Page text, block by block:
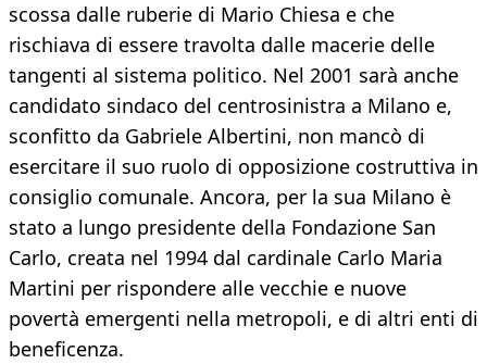
scossa dalle ruberie di Mario Chiesa e che
rischiava di essere travolta dalle macerie delle
tangenti al sistema politico. Nel 2001 sarà anche
candidato sindaco del centrosinistra a Milano e,
sconfitto da Gabriele Albertini, non mancò di
esercitare il suo ruolo di opposizione costruttiva in
consiglio comunale. Ancora, per la sua Milano è
stato a lungo presidente della Fondazione San
Carlo, creata nel 1994 dal cardinale Carlo Maria
Martini per rispondere alle vecchie e nuove
povertà emergenti nella metropoli, e di altri enti di
beneficenza.